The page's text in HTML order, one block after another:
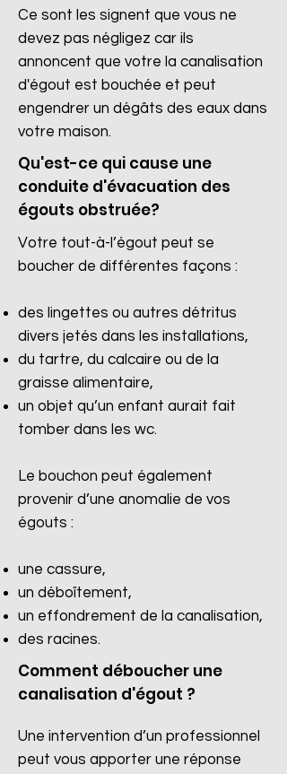
Ce sont les signent que vous ne
devez pas négligez car ils
annoncent que votre la canalisation
d'égout est bouchée et peut
engendrer un dégâts des eaux dans
votre maison.
Qu'est-ce qui cause une
conduite d'évacuation des
égouts obstruée?
Votre tout-à-l’égout peut se
boucher de différentes façons :
des lingettes ou autres détritus
divers jetés dans les installations,
du tartre, du calcaire ou de la
graisse alimentaire,
un objet qu’un enfant aurait fait
tomber dans les wc.
Le bouchon peut également
provenir d’une anomalie de vos
égouts :
une cassure,
un déboîtement,
un effondrement de la canalisation,
des racines.​
Comment déboucher une
canalisation d'égout ?
Une intervention d’un professionnel
peut vous apporter une réponse